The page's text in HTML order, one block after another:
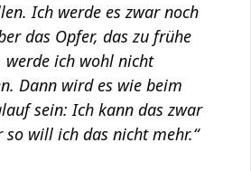
Ich werde es zwar noch
das Opfer, das zu frühe
werde ich wohl nicht
Dann wird es wie beim
sein: Ich kann das zwar
so will ich das nicht mehr.“